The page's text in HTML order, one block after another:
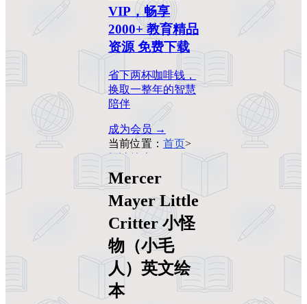
VIP，畅享
2000+ 教育精品
资源 免费下载
省下两杯咖啡钱，
换取一整年的智慧
陪伴
成为会员 →
当前位置： 首页>
阅读绘本
Mercer
Mayer Little Critter
小怪物（小毛人）
英文绘本
（PDF+MP3+MP4
视频）
Mercer
Mayer Little
Critter 小怪
物（小毛
人）英文绘
本